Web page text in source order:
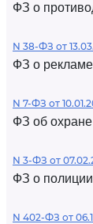
ФЗ о
N 38-ФЗ от
ФЗ о рекламе
N 7-ФЗ от
ФЗ об
N 3-ФЗ от
ФЗ о полиции
N 402-ФЗ от